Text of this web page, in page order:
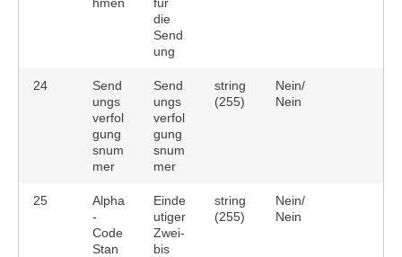
die
Send
ung
24
Send
ungs
verfol
gung
snum
mer
Send
ungs
verfol
gung
snum
mer
string
(255)
Nein/
Nein
25
Alpha
-
Code
Stan
Einde
utiger
Zwei-
bis
string
(255)
Nein/
Nein